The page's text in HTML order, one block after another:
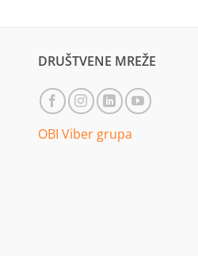
DRUŠTVENE MREŽE
OBI Viber grupa